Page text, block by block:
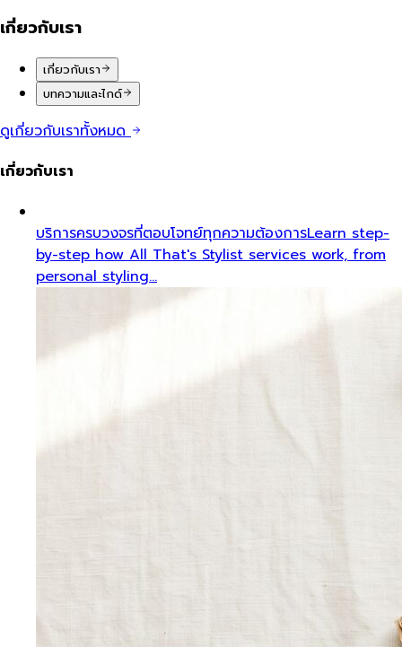
เกี่ยวกับเรา
เกี่ยวกับเรา
บทความและไกด์
ดูเกี่ยวกับเราทั้งหมด
เกี่ยวกับเรา
บริการครบวงจรที่ตอบโจทย์ทุกความต้องการLearn step-
by-step how All That's Stylist services work, from
personal styling…